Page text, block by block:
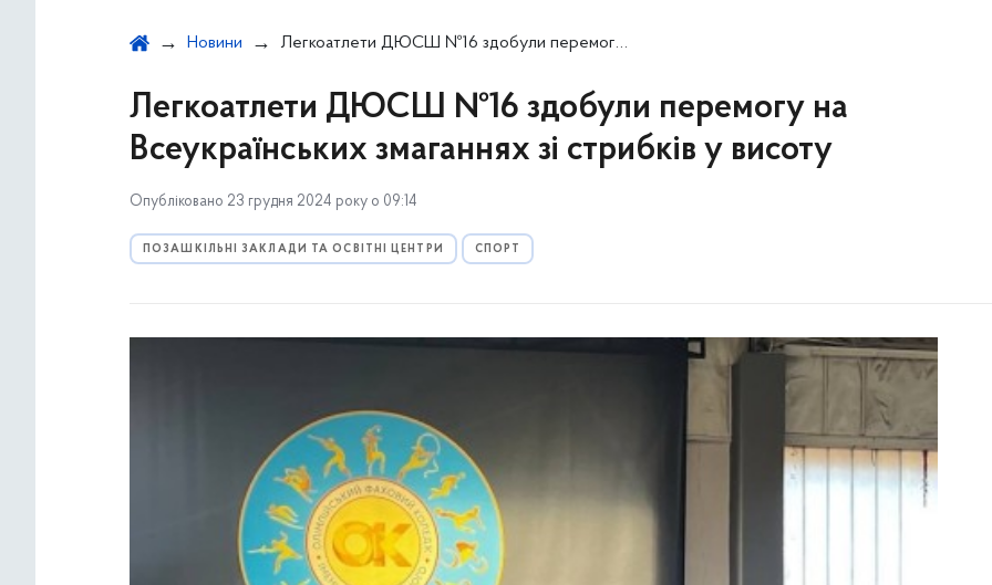
Новини Легкоатлети ДЮСШ №16 здобули перемогу на Всеукраїнських змаганнях зі стрибків у висоту
Легкоатлети ДЮСШ №16 здобули перемогу на
Всеукраїнських змаганнях зі стрибків у висоту
Опубліковано 23 грудня 2024 року о 09:14
ПОЗАШКІЛЬНІ ЗАКЛАДИ ТА ОСВІТНІ ЦЕНТРИ СПОРТ